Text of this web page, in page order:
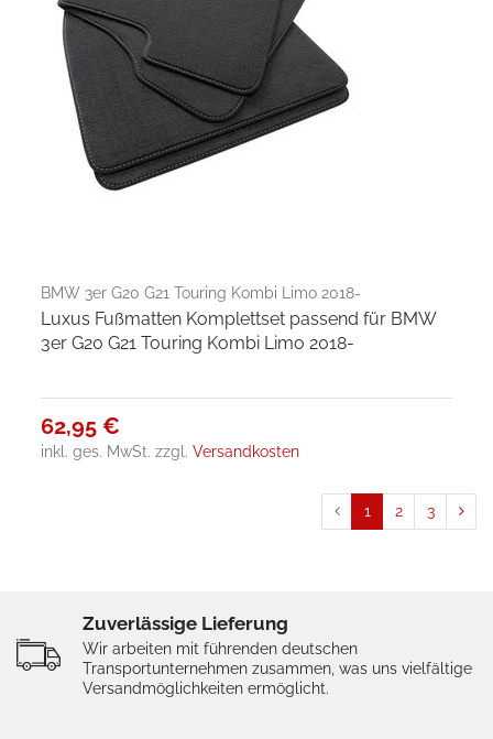
BMW 3er G20 G21 Touring Kombi Limo 2018-
Luxus Fußmatten Komplettset passend für BMW
3er G20 G21 Touring Kombi Limo 2018-
62,95 €
inkl. ges. MwSt. zzgl.Versandkosten
1 2 3
Zuverlässige Lieferung
Wir arbeiten mit führenden deutschen
Transportunternehmen zusammen, was uns vielfältige
Versandmöglichkeiten ermöglicht.